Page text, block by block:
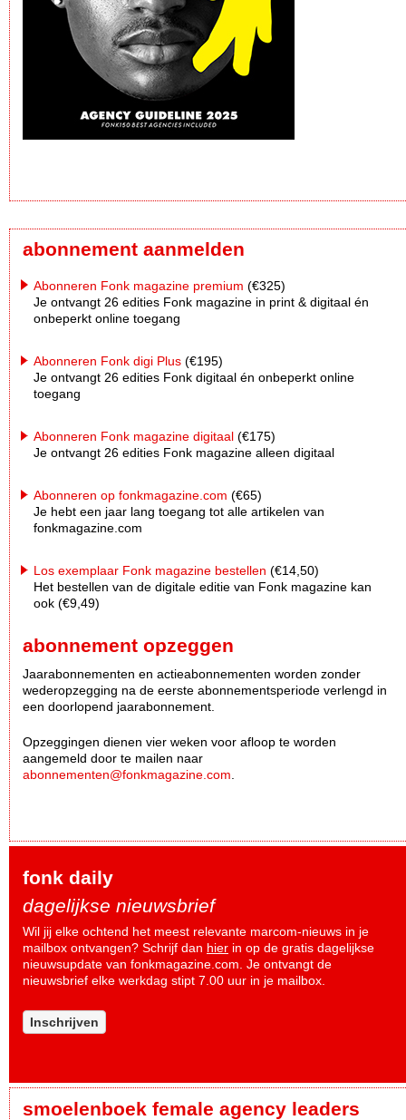
abonnement aanmelden
Abonneren Fonk magazine premium (€325)
Je ontvangt 26 edities Fonk magazine in print & digitaal én
onbeperkt online toegang
Abonneren Fonk digi Plus (€195)
Je ontvangt 26 edities Fonk digitaal én onbeperkt online
toegang
Abonneren Fonk magazine digitaal (€175)
Je ontvangt 26 edities Fonk magazine alleen digitaal
Abonneren op fonkmagazine.com (€65)
Je hebt een jaar lang toegang tot alle artikelen van
fonkmagazine.com
Los exemplaar Fonk magazine bestellen (€14,50)
Het bestellen van de digitale editie van Fonk magazine kan
ook (€9,49)
abonnement opzeggen
Jaarabonnementen en actieabonnementen worden zonder
wederopzegging na de eerste abonnementsperiode verlengd in
een doorlopend jaarabonnement.
Opzeggingen dienen vier weken voor afloop te worden
aangemeld door te mailen naar
abonnementen@fonkmagazine.com.
fonk daily
dagelijkse nieuwsbrief
Wil jij elke ochtend het meest relevante marcom-nieuws in je
mailbox ontvangen? Schrijf dan hier in op de gratis dagelijkse
nieuwsupdate van fonkmagazine.com. Je ontvangt de
nieuwsbrief elke werkdag stipt 7.00 uur in je mailbox.
Inschrijven
smoelenboek female agency leaders